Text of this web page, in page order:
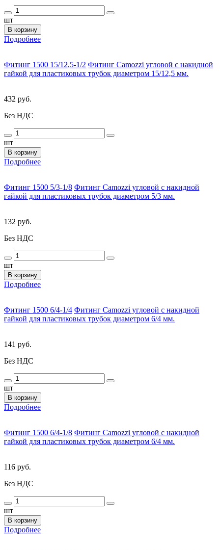
шт
В корзину
Подробнее
Фитинг 1500 15/12,5-1/2 Фитинг Camozzi угловой с накидной
гайкой для пластиковых трубок диаметром 15/12,5 мм.
432 руб.
Без НДС
шт
В корзину
Подробнее
Фитинг 1500 5/3-1/8 Фитинг Camozzi угловой с накидной
гайкой для пластиковых трубок диаметром 5/3 мм.
132 руб.
Без НДС
шт
В корзину
Подробнее
Фитинг 1500 6/4-1/4 Фитинг Camozzi угловой с накидной
гайкой для пластиковых трубок диаметром 6/4 мм.
141 руб.
Без НДС
шт
В корзину
Подробнее
Фитинг 1500 6/4-1/8 Фитинг Camozzi угловой с накидной
гайкой для пластиковых трубок диаметром 6/4 мм.
116 руб.
Без НДС
шт
В корзину
Подробнее